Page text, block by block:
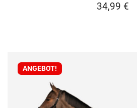
34,99 €
ANGEBOT!